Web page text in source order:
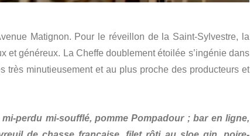
Matignon. Pour le réveillon de la Saint-Sylvestre, la
généreux. La Cheffe doublement étoilée s’ingénie dans
minutieusement et au plus proche des producteurs et
perdu mi-soufflé, pomme Pompadour ; bar en ligne,